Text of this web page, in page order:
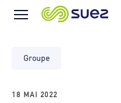
Icône
Groupe
18 MAI 2022